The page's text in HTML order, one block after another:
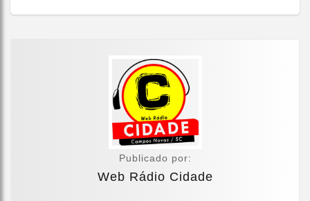
Publicado por:
Web Rádio Cidade